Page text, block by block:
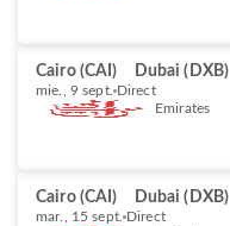
Cairo (CAI) Dubai (DXB)
mie., 9 sept. Direct
Emirates
Cairo (CAI) Dubai (DXB)
mar., 15 sept. Direct